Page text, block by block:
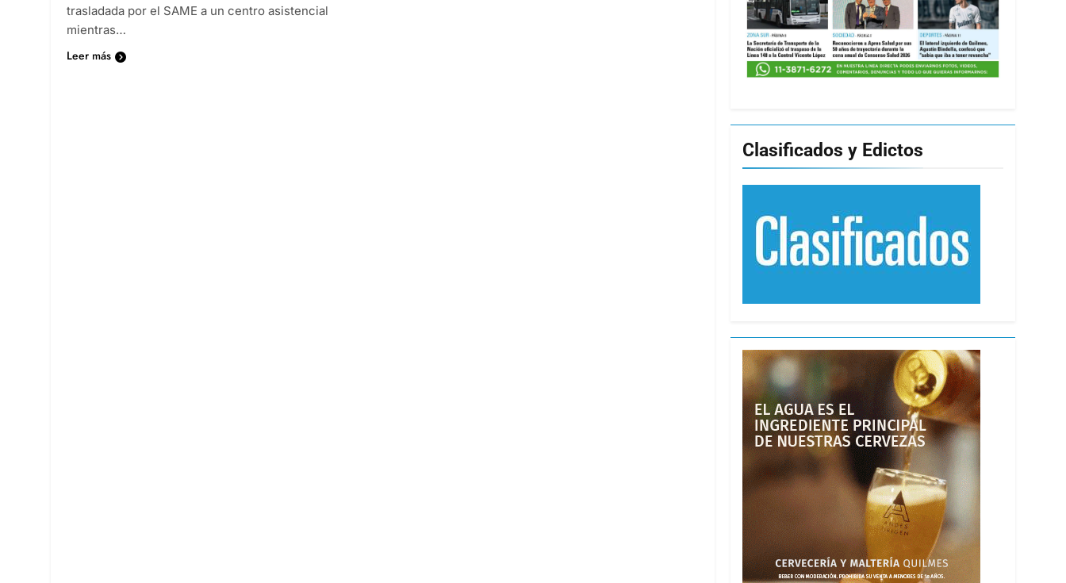
trasladada por el SAME a un centro asistencial
mientras…
Leer más
Clasificados y Edictos